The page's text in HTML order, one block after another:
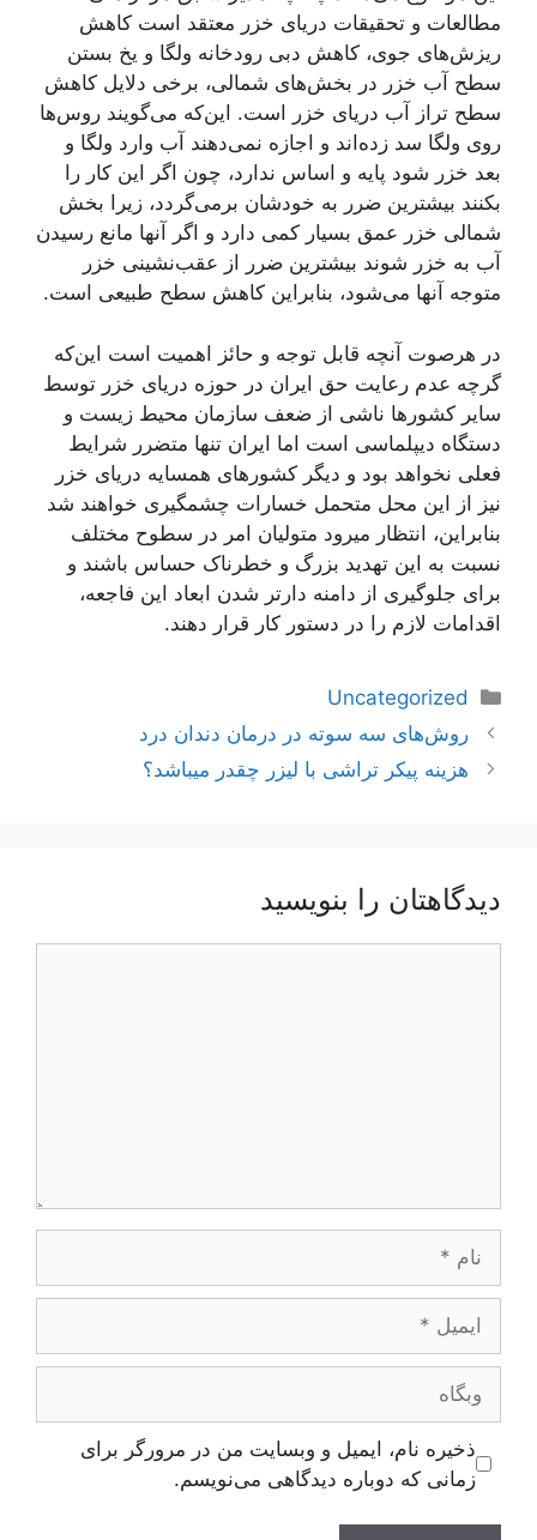
مطالعات و تحقیقات دریای خزر معتقد است کاهش
ریزش‌های جوی، کاهش دبی رودخانه ولگا و یخ بستن
سطح آب خزر در بخش‌های شمالی، برخی دلایل کاهش
سطح تراز آب دریای خزر است. این‌که می‌گویند روس‌ها
روی ولگا سد زده‌اند و اجازه نمی‌دهند آب وارد ولگا و
بعد خزر شود پایه و اساس ندارد، چون اگر این کار را
بکنند بیشترین ضرر به ‌خودشان برمی‌گردد، زیرا بخش
شمالی خزر عمق بسیار کمی دارد و اگر آنها مانع رسیدن
آب به خزر شوند بیشترین ضرر از عقب‌نشینی خزر
متوجه آنها می‌شود، بنابراین کاهش سطح طبیعی است.
در هرصوت آنچه قابل توجه و حائز اهمیت است این‌که
گرچه عدم رعایت حق ایران در حوزه دریای خزر توسط
سایر کشور‌ها ناشی از ضعف سازمان محیط زیست و
دستگاه دیپلماسی است اما ایران تنها متضرر شرایط
فعلی نخواهد بود و دیگر کشور‌های همسایه دریای خزر
نیز از این محل متحمل خسارات‌ چشمگیری خواهند شد
بنابراین، انتظار می‏رود متولیان امر در سطوح مختلف
نسبت به این تهدید بزرگ و خطرناک حساس باشند و
برای جلوگیری از دامنه دارتر شدن ابعاد این فاجعه،
اقدامات لازم را در دستور کار قرار دهند.
دسته‌ها
Uncategorized
ناوبری
نوشته‌ها
روش‌های سه سوته در درمان دندان درد
هزینه پیکر تراشی با لیزر چقدر میباشد؟
دیدگاهتان را بنویسید
وبگاه
ذخیره نام، ایمیل و وبسایت من در مرورگر برای
زمانی که دوباره دیدگاهی می‌نویسم.